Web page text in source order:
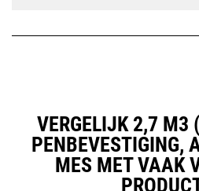
VERGELIJK 2,7 M3
PENBEVESTIGING,
MES MET VAAK